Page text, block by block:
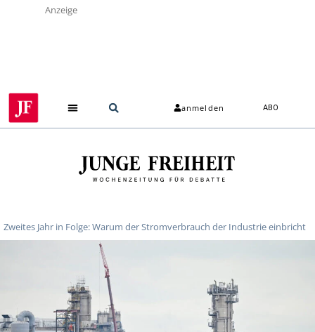
Anzeige
anmelden ABO
Zweites Jahr in Folge: Warum der Stromverbrauch der Industrie einbricht